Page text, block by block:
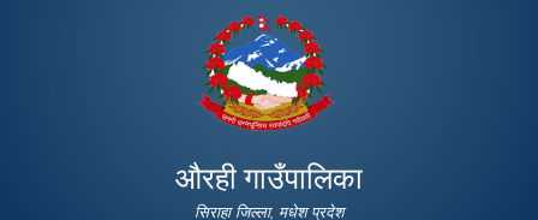
main
content
औरही गाउँपालिका
सिराहा जिल्ला, मधेश प्रदेश